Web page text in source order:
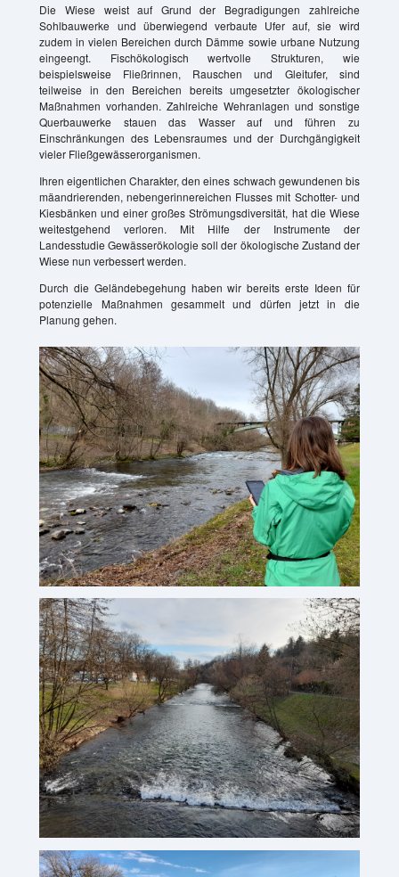
Die Wiese weist auf Grund der Begradigungen zahlreiche
Sohlbauwerke und überwiegend verbaute Ufer auf, sie wird
zudem in vielen Bereichen durch Dämme sowie urbane Nutzung
eingeengt. Fischökologisch wertvolle Strukturen, wie
beispielsweise Fließrinnen, Rauschen und Gleitufer, sind
teilweise in den Bereichen bereits umgesetzter ökologischer
Maßnahmen vorhanden. Zahlreiche Wehranlagen und sonstige
Querbauwerke stauen das Wasser auf und führen zu
Einschränkungen des Lebensraumes und der Durchgängigkeit
vieler Fließgewässerorganismen.
Ihren eigentlichen Charakter, den eines schwach gewundenen bis
mäandrierenden, nebengerinnereichen Flusses mit Schotter- und
Kiesbänken und einer großes Strömungsdiversität, hat die Wiese
weitestgehend verloren. Mit Hilfe der Instrumente der
Landesstudie Gewässerökologie soll der ökologische Zustand der
Wiese nun verbessert werden.
Durch die Geländebegehung haben wir bereits erste Ideen für
potenzielle Maßnahmen gesammelt und dürfen jetzt in die
Planung gehen.